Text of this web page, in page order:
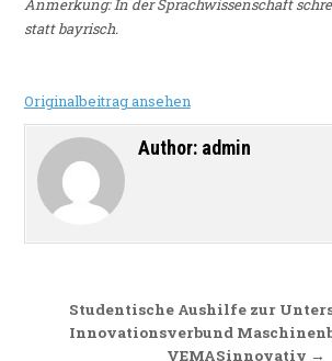
Anmerkung: In der Sprachwissenschaft
statt bayrisch.
Originalbeitrag ansehen
Author: admin
Beitragsnavigation
Studentische Aushilfe zur
Innovationsverbund
VEMASinnovativ →